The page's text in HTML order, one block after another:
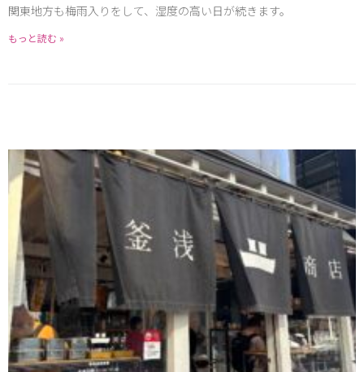
関東地方も梅雨入りをして、湿度の高い日が続きます。
もっと読む »